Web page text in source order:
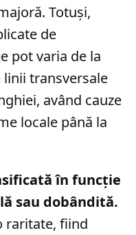
Totuși,
de
pot varia de la
transversale
având cauze
locale până la
în funcție
sau dobândită.
raritate, fiind